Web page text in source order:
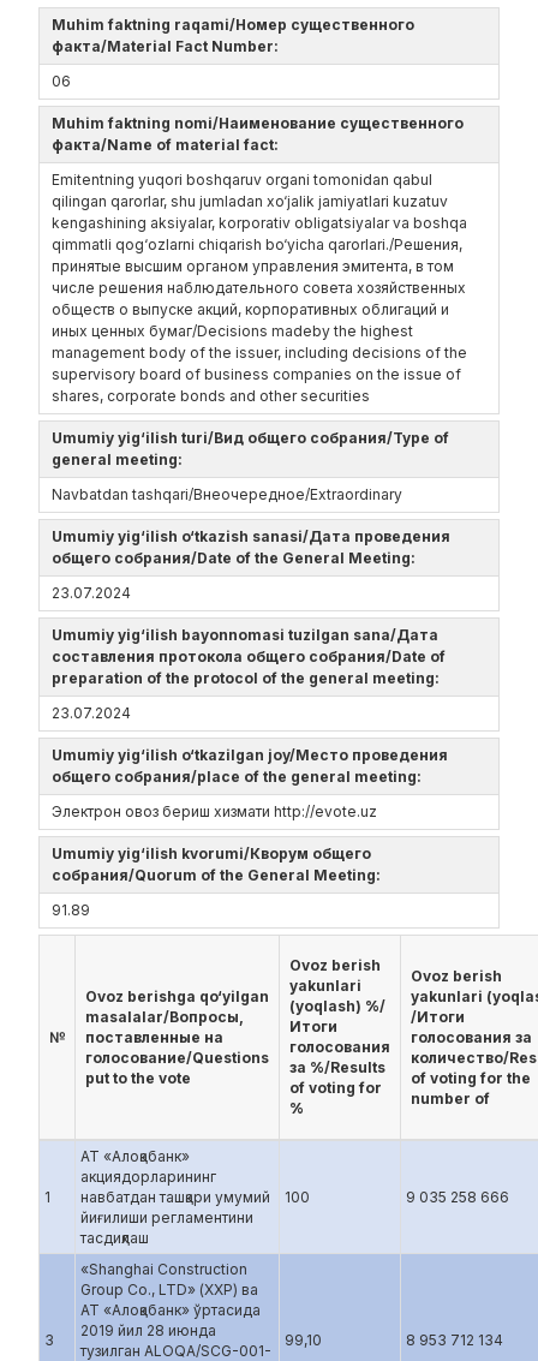
Muhim faktning raqami/Номер существенного
факта/Material Fact Number:
06
Muhim faktning nomi/Наименование существенного
факта/Name of material fact:
Emitentning yuqori boshqaruv organi tomonidan qabul
qilingan qarorlar, shu jumladan xo‘jalik jamiyatlari kuzatuv
kengashining aksiyalar, korporativ obligatsiyalar va boshqa
qimmatli qog‘ozlarni chiqarish bo‘yicha qarorlari./Решения,
принятые высшим органом управления эмитента, в том
числе решения наблюдательного совета хозяйственных
обществ о выпуске акций, корпоративных облигаций и
иных ценных бумаг/Decisions madeby the highest
management body of the issuer, including decisions of the
supervisory board of business companies on the issue of
shares, corporate bonds and other securities
Umumiy yig‘ilish turi/Вид общего собрания/Type of
general meeting:
Navbatdan tashqari/Внеочередное/Extraordinary
Umumiy yig‘ilish o‘tkazish sanasi/Дата проведения
общего собрания/Date of the General Meeting:
23.07.2024
Umumiy yig‘ilish bayonnomasi tuzilgan sana/Дата
составления протокола общего собрания/Date of
preparation of the protocol of the general meeting:
23.07.2024
Umumiy yig‘ilish o‘tkazilgan joy/Место проведения
общего собрания/place of the general meeting:
Электрон овоз бериш хизмати http://evote.uz
Umumiy yig‘ilish kvorumi/Кворум общего
собрания/Quorum of the General Meeting:
91.89
№
Ovoz berishga qo‘yilgan
masalalar/Вопросы,
поставленные на
голосование/Questions
put to the vote
Ovoz berish
yakunlari
(yoqlash) %/
Итоги
голосования
за %/Results
of voting for
%
Ovoz berish
yakunlari
/Итоги
голосования за
количество/
of voting for the
number of
1
АТ «Алоқабанк»
акциядорларининг
навбатдан ташқари умумий
йиғилиши регламентини
тасдиқлаш
100 9 035 258 666
3
«Shanghai Construction
Group Co., LTD» (ХХР) ва
АТ «Алоқабанк» ўртасида
2019 йил 28 июнда
тузилган ALOQA/SCG-001-
99,10 8 953 712 134